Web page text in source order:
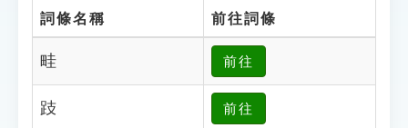
網站導覽
生字詞彙表
成語故事
詞條名稱 前往詞條
畦 前往
跂 前往